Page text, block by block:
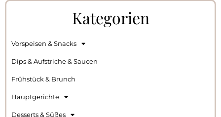
Kategorien
Vorspeisen & Snacks
Dips & Aufstriche & Saucen
Frühstück & Brunch
Hauptgerichte
Desserts & Süßes